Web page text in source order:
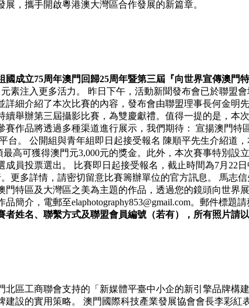
，攜手開啟粵港澳大灣區合作發展的新篇章。
國成立75周年澳門回歸25周年暨第三屆『向世界宣傳澳
素注入更多活力。 昨日下午，活動新聞發布會已於聯盟
細介紹了本次比賽的內容，發布會由聯盟理事長何金明
舉辦第三屆攝影比賽，為雙慶獻禮。值得一提的是，本
作品將透過多種渠道進行展示，我們期待： 宣揚澳門
。 公開組與青年組即日起接受報名 陳順平先生介紹道
高可獲得澳門元3,000元的獎金。此外，本次賽事特別設
員投票選出。 比賽即日起接受報名，截止時間為7月22
更多詳情，請密切留意比賽籌辦單位的官方訊息。 馬志
特區及大灣區之美為主題的作品，透過您的鏡頭向世界
簡介，電郵至elaphotography853@gmail.com。郵件標題
姓名、聯繫方式及聯盟會員編號（若有），所有照片請
區工商聯會支持的「新媒體平臺中小企的新引擎品牌構
設的實用策略。 澳門國際科技產業發展協會會長李彩